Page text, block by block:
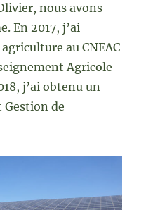
nous avons
En 2017, j’ai
au CNEAC
Agricole
j’ai obtenu un
Gestion de